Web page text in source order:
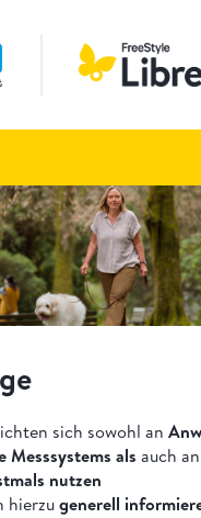
sich sowohl an
Messsystems als auch an
nutzen
hierzugenerell